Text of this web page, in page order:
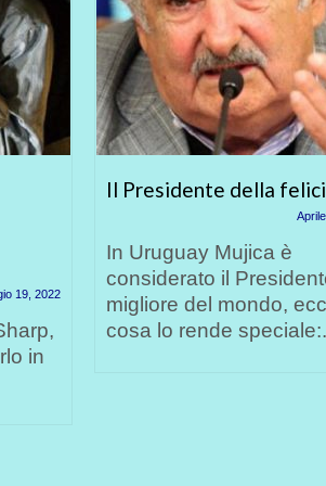
19, 2022
in
Il Presidente della
In Uruguay Mujica è
considerato il
migliore del mondo,
cosa lo rende